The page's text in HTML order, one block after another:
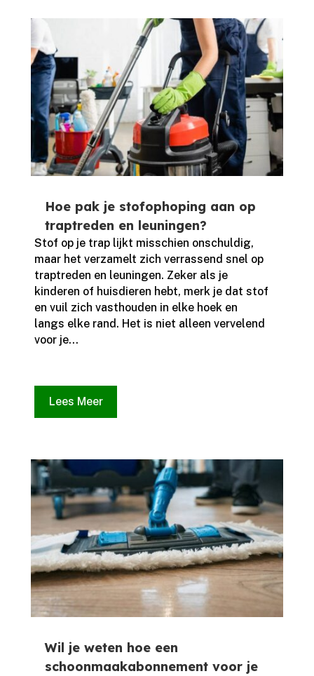
Hoe pak je stofophoping aan op
traptreden en leuningen?
Stof op je trap lijkt misschien onschuldig,
maar het verzamelt zich verrassend snel op
traptreden en leuningen.​ Zeker als je
kinderen of huisdieren hebt, merk je dat stof
en vuil zich vasthouden in elke hoek en
langs elke rand.​ Het is niet alleen vervelend
voor je...
Lees Meer
Wil je weten hoe een
schoonmaakabonnement voor je